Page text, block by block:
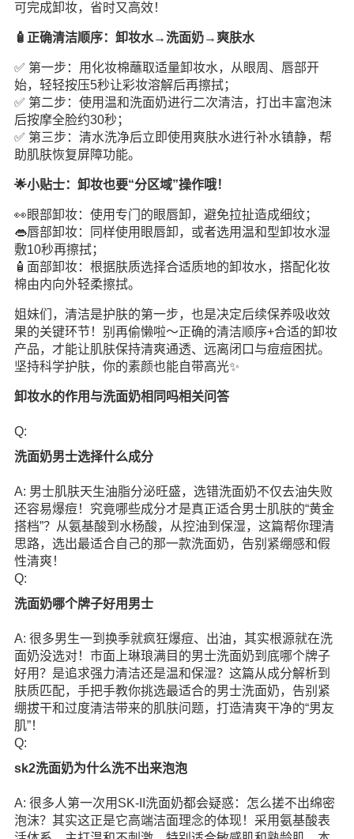
可完成卸妆，省时又高效！
🧴正确清洁顺序：卸妆水→洗面奶→爽肤水
✅ 第一步：用化妆棉蘸取适量卸妆水，从眼周、唇部开
始，轻轻按压5秒让彩妆溶解后再擦拭；
✅ 第二步：使用温和洗面奶进行二次清洁，打出丰富泡沫
后按摩全脸约30秒；
✅ 第三步：清水洗净后立即使用爽肤水进行补水镇静，帮
助肌肤恢复屏障功能。
🌟小贴士：卸妆也要“分区域”操作哦！
👀眼部卸妆：使用专门的眼唇卸，避免拉扯造成细纹；
👄唇部卸妆：同样使用眼唇卸，或者选用温和型卸妆水湿
敷10秒再擦拭；
🧴面部卸妆：根据肤质选择合适质地的卸妆水，搭配化妆
棉由内向外轻柔擦拭。
姐妹们，清洁是护肤的第一步，也是决定后续保养吸收效
果的关键环节！别再偷懒啦～正确的清洁顺序+合适的卸妆
产品，才能让肌肤保持清爽通透、远离闭口与痘痘困扰。
坚持科学护肤，你的素颜也能自带高光✨
卸妆水的作用与洗面奶相同吗相关问答
Q:
洗面奶男士选择什么成分
A: 男士肌肤天生油脂分泌旺盛，选错洗面奶不仅去油失败
还容易爆痘！究竟哪些成分才是真正适合男士肌肤的“黄金
搭档”？从氨基酸到水杨酸，从控油到保湿，这篇帮你理清
思路，选出最适合自己的那一款洗面奶，告别紧绷感和假
性清爽！
Q:
洗面奶哪个牌子好用男士
A: 很多男生一到换季就疯狂爆痘、出油，其实根源就在洗
面奶没选对！市面上琳琅满目的男士洗面奶到底哪个牌子
好用？是追求强力清洁还是温和保湿？这篇从成分解析到
肤质匹配，手把手教你挑选最适合的男士洗面奶，告别紧
绷拔干和过度清洁带来的肌肤问题，打造清爽干净的“男友
肌”！
Q:
sk2洗面奶为什么洗不出来泡泡
A: 很多人第一次用SK-II洗面奶都会疑惑：怎么搓不出绵密
泡沫？其实这正是它高端洁面理念的体现！采用氨基酸表